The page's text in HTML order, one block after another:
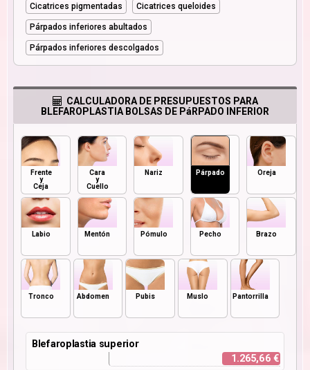
Cicatrices pigmentadas Cicatrices queloides
Párpados inferiores abultados
Párpados inferiores descolgados
CALCULADORA DE PRESUPUESTOS PARA
BLEFAROPLASTIA BOLSAS DE PáRPADO INFERIOR
Frente
y
Ceja
Cara
y
Cuello
Nariz Párpado Oreja
Labio Mentón Pómulo Pecho Brazo
Tronco Abdomen Pubis Muslo Pantorrilla
Blefaroplastia superior
1.265,66 €